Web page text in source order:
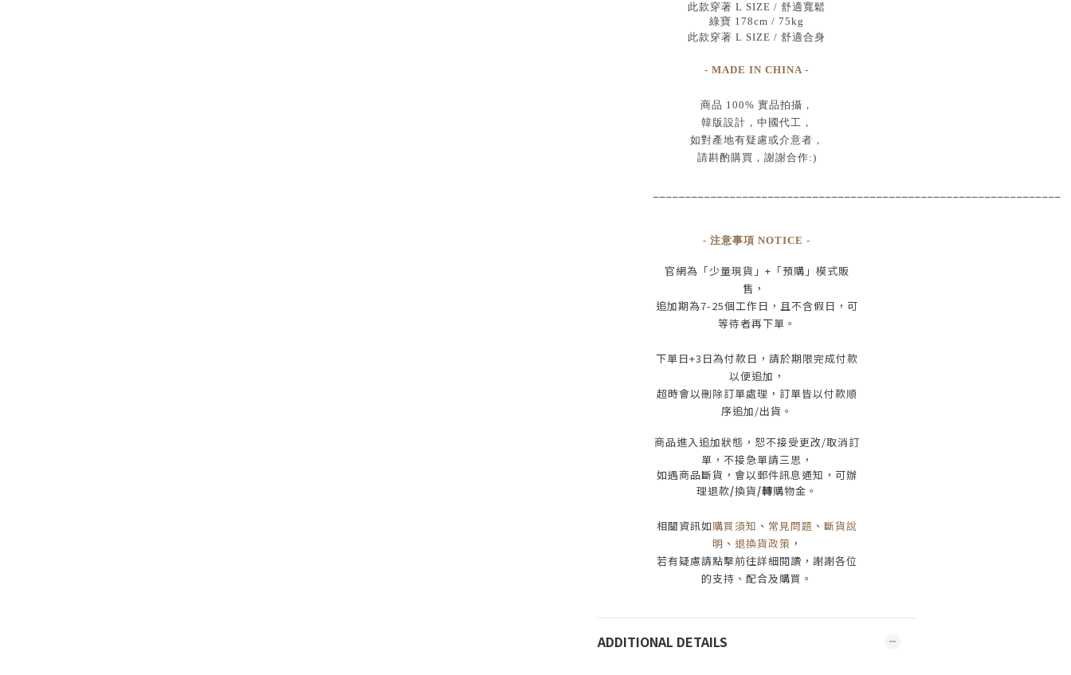
此款穿著 L SIZE / 舒適寬鬆
綠寶 178cm / 75kg
此款穿著 L SIZE / 舒適合身
- MADE IN CHINA -
商品 100% 實品拍攝 ，
韓版設計，中國代工 ，
如對產地有疑慮或介意者，
請斟酌購買， 謝謝合作:)
- 注意事項 NOTICE -
官網為 「少量現貨」+ 「預購」模式販
售，
追加期為7-25個工作日 ，且不含假日 ， 可
等待者再下單 。
下單日+3 日為付款日，請於期限完成付款
以便追加，
超時會以刪除訂單處理，訂單皆以付款順
序追加/出貨 。
商品進入追加狀態，恕不接受更改/取消訂
單， 不接急單請三思 ，
如遇商品斷貨，會以郵件訊息通知，可辦
理退款/換貨/轉購物金。
相關資訊如購買須知 、 常見問題 、 斷貨說
明 、 退換貨政策 ，
若有疑慮請點擊前往詳細閱讀，謝謝各位
的支持、配合及購買 。
ADDITIONAL DETAILS